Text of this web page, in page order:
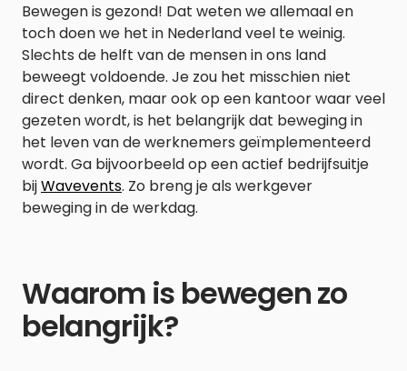
Bewegen is gezond! Dat weten we allemaal en
toch doen we het in Nederland veel te weinig.
Slechts de helft van de mensen in ons land
beweegt voldoende. Je zou het misschien niet
direct denken, maar ook op een kantoor waar veel
gezeten wordt, is het belangrijk dat beweging in
het leven van de werknemers geïmplementeerd
wordt. Ga bijvoorbeeld op een actief bedrijfsuitje
bijWavevents. Zo breng je als werkgever
beweging in de werkdag.
Waarom is bewegen zo
belangrijk?